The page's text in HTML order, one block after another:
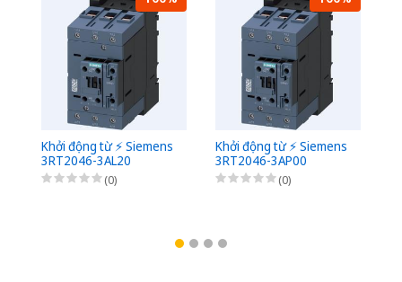
Khởi động từ ⚡️ Siemens
3RT2046-3AL20
(0)
Khởi động từ ⚡️ Siemens
3RT2046-3AP00
(0)